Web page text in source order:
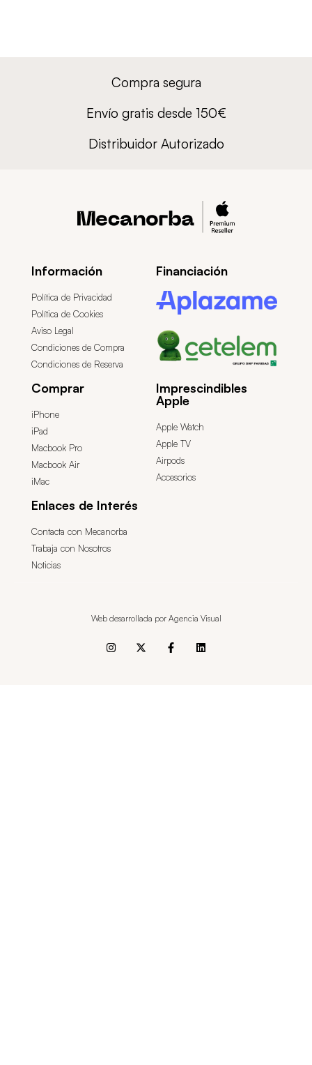
Compra segura
Envío gratis desde 150€
Distribuidor Autorizado
Información
Política de Privacidad
Política de Cookies
Aviso Legal
Condiciones de Compra
Condiciones de Reserva
Financiación
Comprar
iPhone
iPad
Macbook Pro
Macbook Air
iMac
Imprescindibles
Apple
Apple Watch
Apple TV
Airpods
Accesorios
Enlaces de Interés
Contacta con Mecanorba
Trabaja con Nosotros
Noticias
Web desarrollada por Agencia Visual